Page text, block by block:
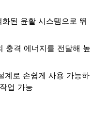
된 윤활 시스템으로 뛰
충격 에너지를 전달해 높
계로 손쉽게 사용 가능하
업 가능